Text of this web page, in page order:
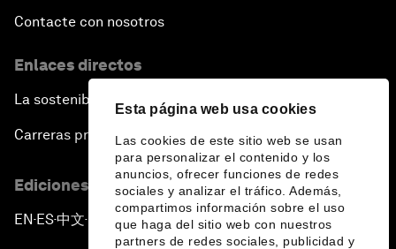
Esta página web usa cookies
Las cookies de este sitio web se usan
para personalizar el contenido y los
anuncios, ofrecer funciones de redes
sociales y analizar el tráfico. Además,
compartimos información sobre el uso
que haga del sitio web con nuestros
partners de redes sociales, publicidad y
Contacte con nosotros
Enlaces directos
La sostenibilidad en el Foro
Carreras profesionales
Ediciones en otros idiomas
EN ▪ ES▪中文▪ 日本語